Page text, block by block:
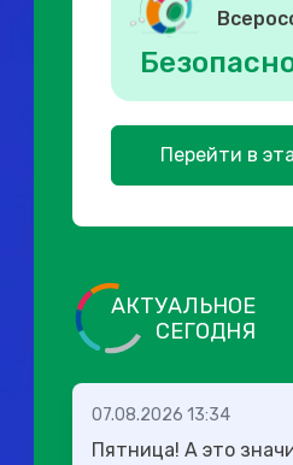
Перейти в
АКТУАЛЬНОЕ
СЕГОДНЯ
07.08.2026 13:34
Пятница! А это